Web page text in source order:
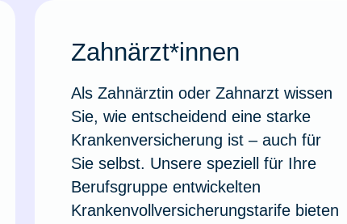
Zahnärzt*innen
Als Zahnärztin oder Zahnarzt wissen
Sie, wie entscheidend eine starke
Krankenversicherung ist – auch für
Sie selbst. Unsere speziell für Ihre
Berufsgruppe entwickelten
Krankenvollversicherungstarife bieten